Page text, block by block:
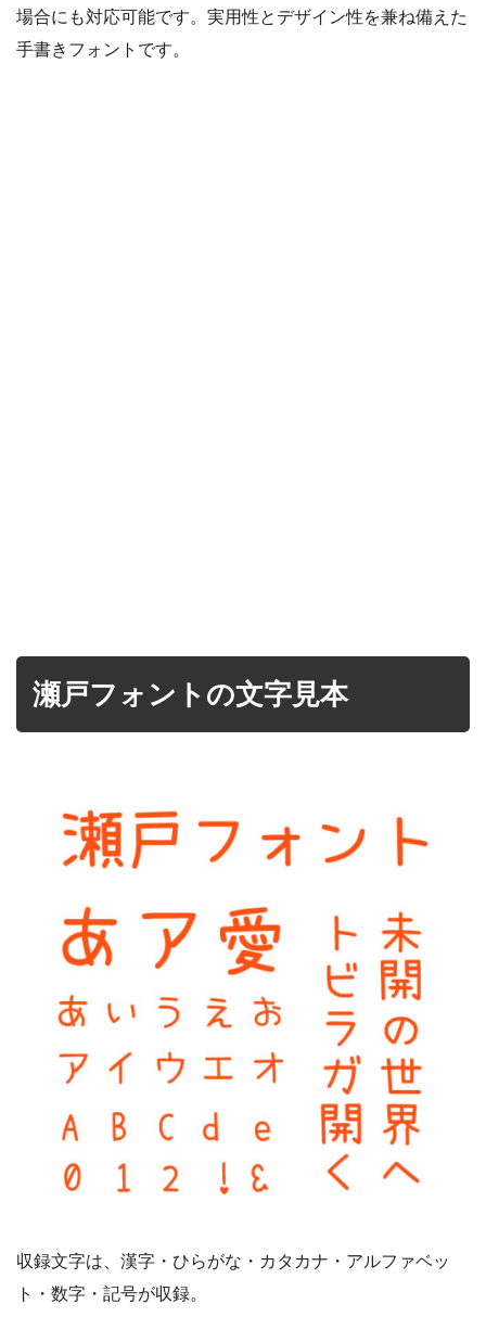
場合にも対応可能です。実用性とデザイン性を兼ね備えた
手書きフォントです。
瀬戸フォントの文字見本
収録文字は、漢字・ひらがな・カタカナ・アルファベッ
ト・数字・記号が収録。